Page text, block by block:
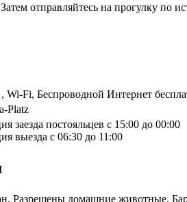
отправляйтесь на прогулку
Wi-Fi, Беспроводной Интернет
Platz
заезда постояльцев с 15:00 до 00:00
выезда с 06:30 до 11:00
Разрешены домашние животные,